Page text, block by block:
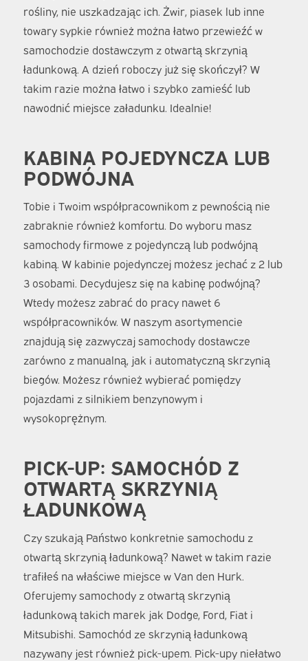
rośliny, nie uszkadzając ich. Żwir, piasek lub inne
towary sypkie również można łatwo przewieźć w
samochodzie dostawczym z otwartą skrzynią
ładunkową. A dzień roboczy już się skończył? W
takim razie można łatwo i szybko zamieść lub
nawodnić miejsce załadunku. Idealnie!
KABINA POJEDYNCZA LUB
PODWÓJNA
Tobie i Twoim współpracownikom z pewnością nie
zabraknie również komfortu. Do wyboru masz
samochody firmowe z pojedynczą lub podwójną
kabiną. W kabinie pojedynczej możesz jechać z 2 lub
3 osobami. Decydujesz się na kabinę podwójną?
Wtedy możesz zabrać do pracy nawet 6
współpracowników. W naszym asortymencie
znajdują się zazwyczaj samochody dostawcze
zarówno z manualną, jak i automatyczną skrzynią
biegów. Możesz również wybierać pomiędzy
pojazdami z silnikiem benzynowym i
wysokoprężnym.
PICK-UP: SAMOCHÓD Z
OTWARTĄ SKRZYNIĄ
ŁADUNKOWĄ
Czy szukają Państwo konkretnie samochodu z
otwartą skrzynią ładunkową? Nawet w takim razie
trafiłeś na właściwe miejsce w Van den Hurk.
Oferujemy samochody z otwartą skrzynią
ładunkową takich marek jak Dodge, Ford, Fiat i
Mitsubishi. Samochód ze skrzynią ładunkową
nazywany jest również pick-upem. Pick-upy niełatwo